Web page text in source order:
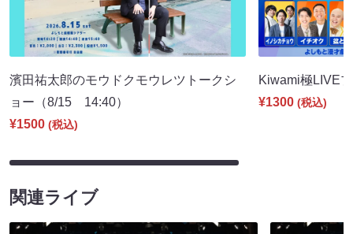
濱田祐太郎のモウドクモウレツトークシ
ョー（8/15 14:40）
¥1500 (税込)
Kiwami極LIVE
¥1300 (税込)
関連ライブ